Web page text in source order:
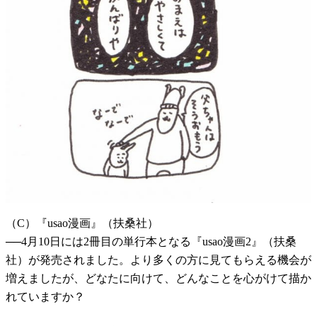
（C）『usao漫画』（扶桑社）
──4月10日には2冊目の単行本となる『usao漫画2』（扶桑
社）が発売されました。より多くの方に見てもらえる機会が
増えましたが、どなたに向けて、どんなことを心がけて描か
れていますか？